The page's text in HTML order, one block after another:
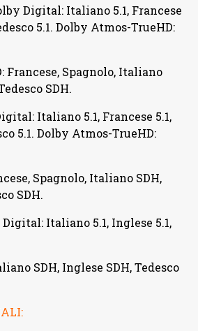
Digital: Italiano 5.1, Francese
5.1. Dolby Atmos-TrueHD:
Spagnolo, Italiano
SDH.
Italiano 5.1, Francese 5.1,
5.1. Dolby Atmos-TrueHD:
Spagnolo, Italiano SDH,
SDH.
Italiano 5.1, Inglese 5.1,
SDH, Inglese SDH, Tedesco